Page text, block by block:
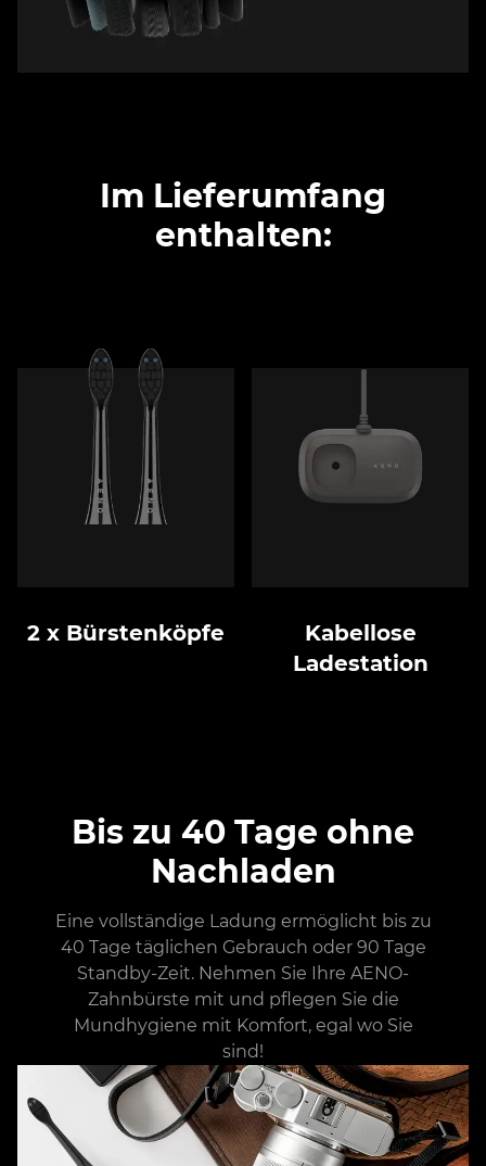
Im Lieferumfang
enthalten:
2 x Bürstenköpfe
Kabellose
Ladestation
Bis zu 40 Tage ohne
Nachladen
Eine vollständige Ladung ermöglicht bis zu
40 Tage täglichen Gebrauch oder 90 Tage
Standby-Zeit. Nehmen Sie Ihre AENO-
Zahnbürste mit und pflegen Sie die
Mundhygiene mit Komfort, egal wo Sie
sind!